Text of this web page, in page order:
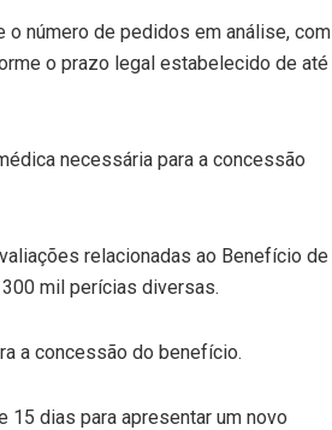
número de pedidos em análise, com
o prazo legal estabelecido de até
necessária para a concessão
relacionadas ao Benefício de
mil perícias diversas.
a concessão do benefício.
15 dias para apresentar um novo